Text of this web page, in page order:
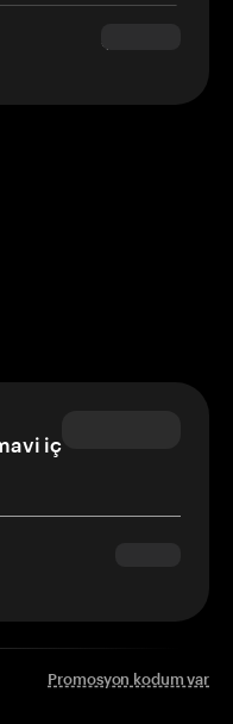
$180.00
iç
Promosyon kodum var